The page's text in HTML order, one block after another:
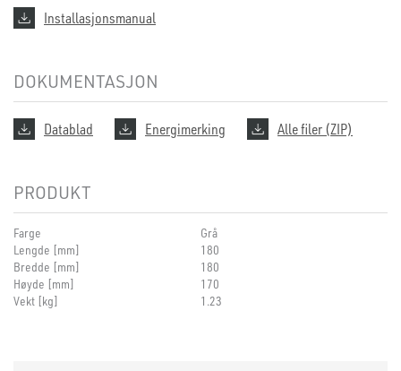
Installasjonsmanual
DOKUMENTASJON
Datablad Energimerking Alle filer (ZIP)
PRODUKT
Farge
Grå
Lengde [mm]
180
Bredde [mm]
180
Høyde [mm]
170
Vekt [kg]
1.23